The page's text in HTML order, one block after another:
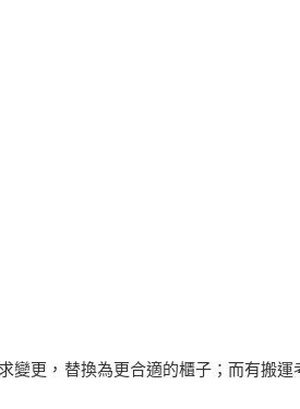
更，替換為更合適的櫃子；而有搬